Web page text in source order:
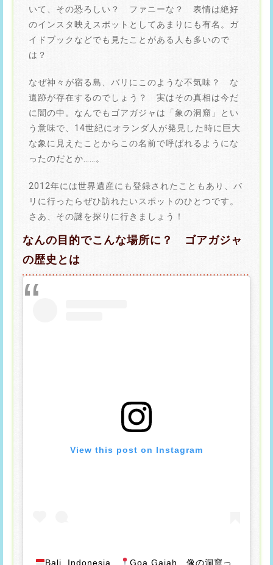
いて、その恐ろしい？ ファニーな？ 表情は絶好
のインスタ映えスポットとしてあまりにも有名。ガ
イドブックなどでも見たことがある人も多いので
は？
なぜ神々が宿る島、バリにこのような不気味？ な
遺跡が存在するのでしょう？ 実はその真相は今だ
に闇の中。なんでもゴアガジャは「象の洞窟」とい
う意味で、14世紀にオランダ人が発見した時に巨大
な象に見えたことからこの名前で呼ばれるようにな
ったのだとか……。
2012年には世界遺産にも登録されたこともあり、バ
リに行ったらぜひ訪れたいスポットのひとつです。
さあ、その謎を探りに行きましょう！
なんの目的でこんな場所に？ ゴアガジャ
の歴史とは
View this post on Instagram
Bali, Indonesia .
Goa Gajah . 像の洞窟っ